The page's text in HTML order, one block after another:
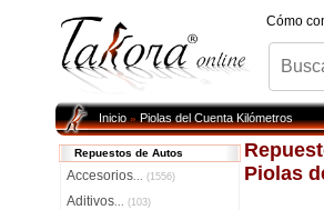
Cómo
Inicio»Piolas del Cuenta Kilómetros
Repuestos de Autos
Accesorios... (1556)
Aditivos... (103)
Piolas